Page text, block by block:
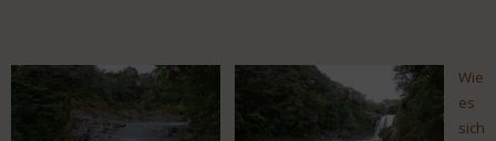
Wie
es
sich